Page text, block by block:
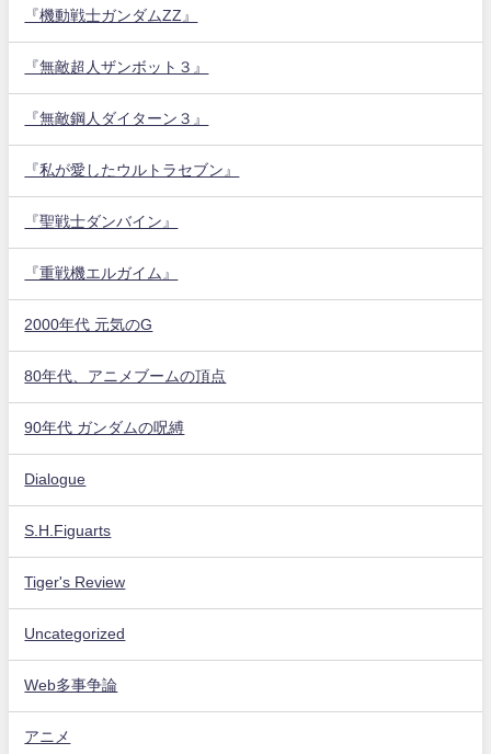
『機動戦士ガンダムZZ』
『無敵超人ザンボット３』
『無敵鋼人ダイターン３』
『私が愛したウルトラセブン』
『聖戦士ダンバイン』
『重戦機エルガイム』
2000年代 元気のG
80年代、アニメブームの頂点
90年代 ガンダムの呪縛
Dialogue
S.H.Figuarts
Tiger's Review
Uncategorized
Web多事争論
アニメ